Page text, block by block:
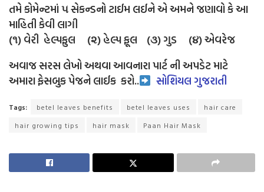
તમે કોમેન્ટમાં ૫ સેકન્ડનો ટાઈમ લઈને એ અમને જણાવો કે આ
માહિતી કેવી લાગી
(૧) વેરી હેલ્પફુલ (૨) હેલ્પ ફૂલ (૩) ગુડ (૪) એવરેજ
અવાજ સરસ લેખો અથવા આવનારા પાર્ટ ની અપડેટ માટે
અમારા ફેસબુક પેજને લાઈક કરો.. સોશિયલ ગુજરાતી
Tags: betel leaves benefits betel leaves uses
hair care
hair growing tips
hair mask Paan Hair Mask